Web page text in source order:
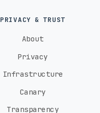
PRIVACY & TRUST
About
Privacy
Infrastructure
Canary
Transparency